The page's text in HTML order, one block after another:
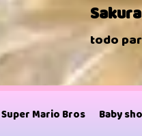
todo
Super Mario Bros Baby